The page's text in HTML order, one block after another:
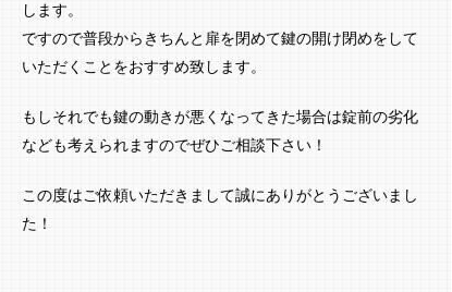
します。
ですので普段からきちんと扉を閉めて鍵の開け閉めをして
いただくことをおすすめ致します。
もしそれでも鍵の動きが悪くなってきた場合は錠前の劣化
なども考えられますのでぜひご相談下さい！
この度はご依頼いただきまして誠にありがとうございまし
た！